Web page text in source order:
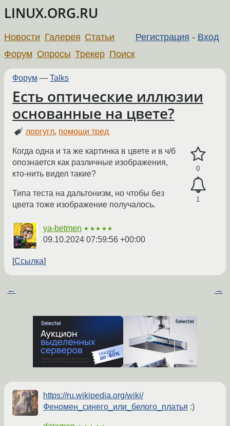
LINUX.ORG.RU
Регистрация - Вход
Новости Галерея Статьи
Форум Опросы Трекер Поиск
Форум — Talks
Есть оптические иллюзии
основанные на цвете?
лоргугл, помощи тред
0
1
Когда одна и та же картинка в цвете и в ч/б
опознается как различные изображения,
кто-нить видел такие?
Типа теста на дальтонизм, но чтобы без
цвета тоже изображение получалось.
ya-betmen ★★★★★
09.10.2024 07:59:56 +00:00
Ссылка
← →
https://ru.wikipedia.org/wiki/
Феномен_синего_или_белого_платья :)